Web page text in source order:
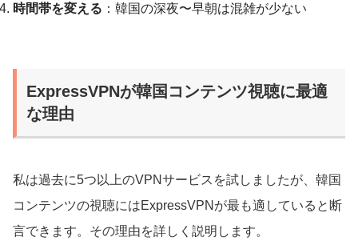
時間帯を変える ：韓国の深夜〜早朝は混雑が少ない
ExpressVPNが韓国コンテンツ視聴に最適
な理由
私は過去に5つ以上のVPNサービスを試しましたが、韓国
コンテンツの視聴にはExpressVPNが最も適していると断
言できます。その理由を詳しく説明します。